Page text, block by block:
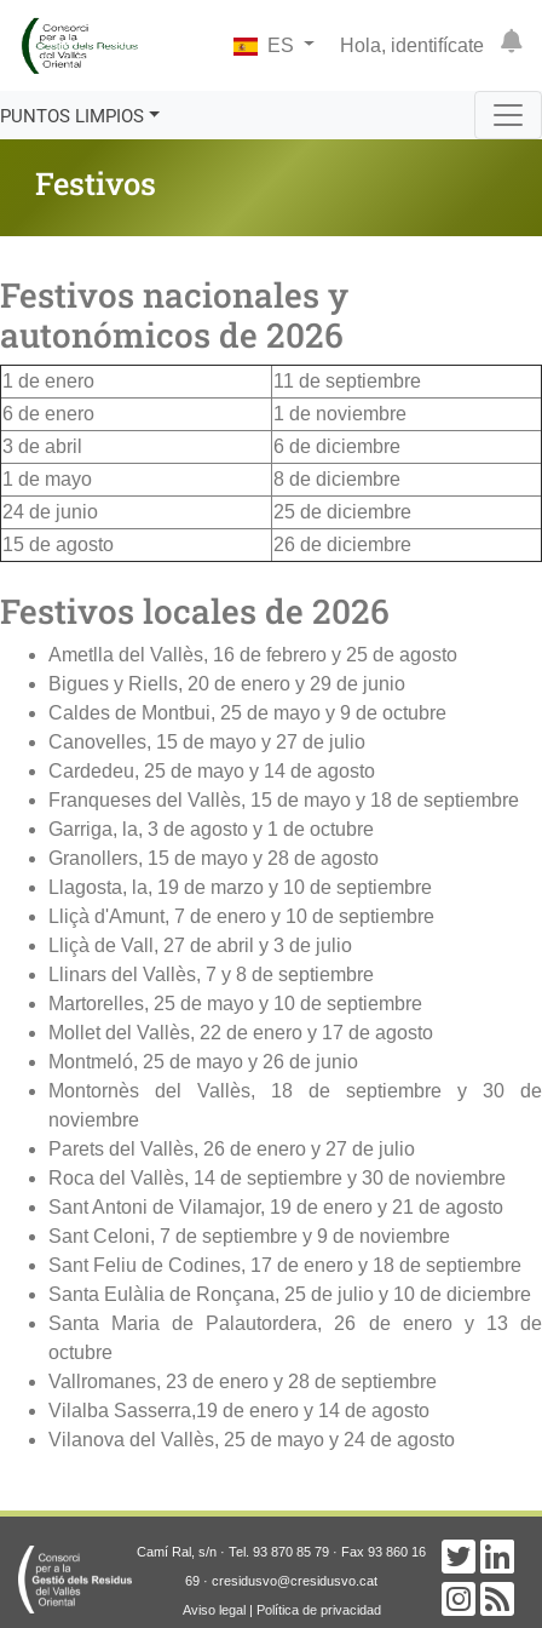
ES Hola, identifícate
PUNTOS LIMPIOS
Festivos
Festivos nacionales y
autonómicos de 2026
1 de enero
11 de septiembre
6 de enero
1 de noviembre
3 de abril
6 de diciembre
1 de mayo
8 de diciembre
24 de junio
25 de diciembre
15 de agosto
26 de diciembre
Festivos locales de 2026
Ametlla del Vallès, 16 de febrero y 25 de agosto
Bigues y Riells, 20 de enero y 29 de junio
Caldes de Montbui, 25 de mayo y 9 de octubre
Canovelles, 15 de mayo y 27 de julio
Cardedeu, 25 de mayo y 14 de agosto
Franqueses del Vallès, 15 de mayo y 18 de septiembre
Garriga, la, 3 de agosto y 1 de octubre
Granollers, 15 de mayo y 28 de agosto
Llagosta, la, 19 de marzo y 10 de septiembre
Lliçà d'Amunt, 7 de enero y 10 de septiembre
Lliçà de Vall, 27 de abril y 3 de julio
Llinars del Vallès, 7 y 8 de septiembre
Martorelles, 25 de mayo y 10 de septiembre
Mollet del Vallès, 22 de enero y 17 de agosto
Montmeló, 25 de mayo y 26 de junio
Montornès del Vallès, 18 de septiembre y 30 de
noviembre
Parets del Vallès, 26 de enero y 27 de julio
Roca del Vallès, 14 de septiembre y 30 de noviembre
Sant Antoni de Vilamajor, 19 de enero y 21 de agosto
Sant Celoni, 7 de septiembre y 9 de noviembre
Sant Feliu de Codines, 17 de enero y 18 de septiembre
Santa Eulàlia de Ronçana, 25 de julio y 10 de diciembre
Santa Maria de Palautordera, 26 de enero y 13 de
octubre
Vallromanes, 23 de enero y 28 de septiembre
Vilalba Sasserra,19 de enero y 14 de agosto
Vilanova del Vallès, 25 de mayo y 24 de agosto
Camí Ral, s/n · Tel. 93 870 85 79 · Fax 93 860 16
69 · cresidusvo@cresidusvo.cat
Aviso legal| Política de privacidad